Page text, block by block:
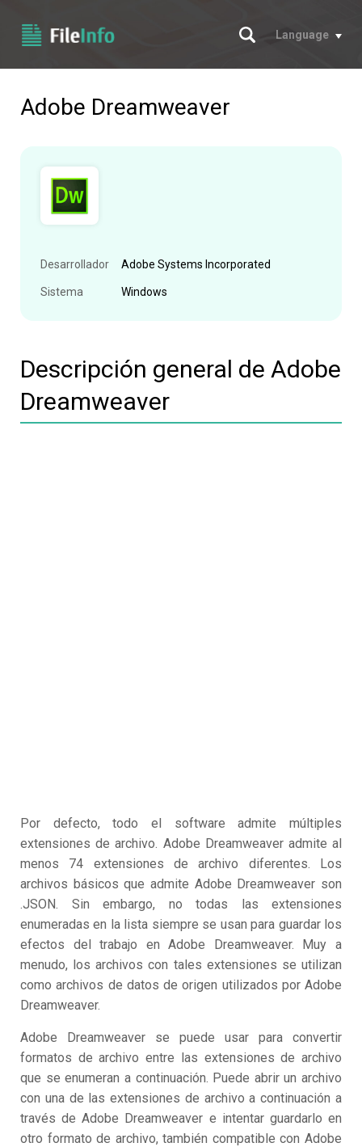
Buscar
Language
Adobe Dreamweaver
Desarrollador Adobe Systems Incorporated
Sistema Windows
Descripción general de Adobe
Dreamweaver
Por defecto, todo el software admite múltiples
extensiones de archivo. Adobe Dreamweaver admite al
menos 74 extensiones de archivo diferentes. Los
archivos básicos que admite Adobe Dreamweaver son
.JSON. Sin embargo, no todas las extensiones
enumeradas en la lista siempre se usan para guardar los
efectos del trabajo en Adobe Dreamweaver. Muy a
menudo, los archivos con tales extensiones se utilizan
como archivos de datos de origen utilizados por Adobe
Dreamweaver.
Adobe Dreamweaver se puede usar para convertir
formatos de archivo entre las extensiones de archivo
que se enumeran a continuación. Puede abrir un archivo
con una de las extensiones de archivo a continuación a
través de Adobe Dreamweaver e intentar guardarlo en
otro formato de archivo, también compatible con Adobe